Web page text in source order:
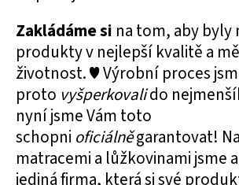
Zakládáme si na tom, aby byly
produkty v nejlepší kvalitě a
životnost. ♥ Výrobní proces
proto vyšperkovalido
nyní jsme Vám toto
schopni oficiálněgarantovat!
matracemi a lůžkovinami jsme
jediná firma, která si své